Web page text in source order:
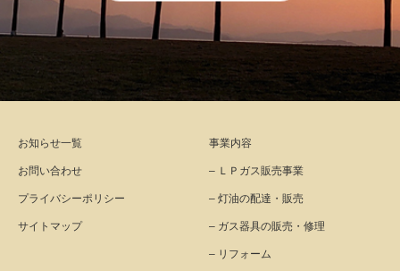
お知らせ一覧
お問い合わせ
プライバシーポリシー
サイトマップ
事業内容
– ＬＰガス販売事業
– 灯油の配達・販売
– ガス器具の販売・修理
– リフォーム